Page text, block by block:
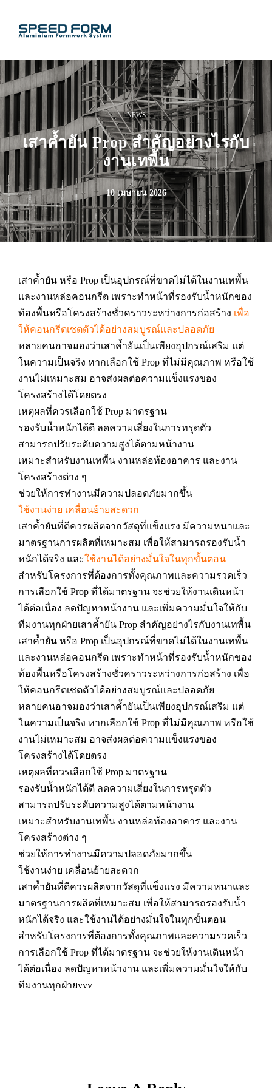
NEWS
เสาค้ำยัน Prop สำคัญอย่างไรกับ
งานเทพื้น
10 เมษายน 2026
เสาค้ำยัน หรือ Prop เป็นอุปกรณ์ที่ขาดไม่ได้ในงานเทพื้น
และงานหล่อคอนกรีต เพราะทำหน้าที่รองรับน้ำหนักของ
ท้องพื้นหรือโครงสร้างชั่วคราวระหว่างการก่อสร้าง เพื่อ
ให้คอนกรีตเซตตัวได้อย่างสมบูรณ์และปลอดภัย
หลายคนอาจมองว่าเสาค้ำยันเป็นเพียงอุปกรณ์เสริม แต่
ในความเป็นจริง หากเลือกใช้ Prop ที่ไม่มีคุณภาพ หรือใช้
งานไม่เหมาะสม อาจส่งผลต่อความแข็งแรงของ
โครงสร้างได้โดยตรง
เหตุผลที่ควรเลือกใช้ Prop มาตรฐาน
รองรับน้ำหนักได้ดี ลดความเสี่ยงในการทรุดตัว
สามารถปรับระดับความสูงได้ตามหน้างาน
เหมาะสำหรับงานเทพื้น งานหล่อท้องอาคาร และงาน
โครงสร้างต่าง ๆ
ช่วยให้การทำงานมีความปลอดภัยมากขึ้น
ใช้งานง่าย เคลื่อนย้ายสะดวก
เสาค้ำยันที่ดีควรผลิตจากวัสดุที่แข็งแรง มีความหนาและ
มาตรฐานการผลิตที่เหมาะสม เพื่อให้สามารถรองรับน้ำ
หนักได้จริง และใช้งานได้อย่างมั่นใจในทุกขั้นตอน
สำหรับโครงการที่ต้องการทั้งคุณภาพและความรวดเร็ว
การเลือกใช้ Prop ที่ได้มาตรฐาน จะช่วยให้งานเดินหน้า
ได้ต่อเนื่อง ลดปัญหาหน้างาน และเพิ่มความมั่นใจให้กับ
ทีมงานทุกฝ่ายเสาค้ำยัน Prop สำคัญอย่างไรกับงานเทพื้น
เสาค้ำยัน หรือ Prop เป็นอุปกรณ์ที่ขาดไม่ได้ในงานเทพื้น
และงานหล่อคอนกรีต เพราะทำหน้าที่รองรับน้ำหนักของ
ท้องพื้นหรือโครงสร้างชั่วคราวระหว่างการก่อสร้าง เพื่อ
ให้คอนกรีตเซตตัวได้อย่างสมบูรณ์และปลอดภัย
หลายคนอาจมองว่าเสาค้ำยันเป็นเพียงอุปกรณ์เสริม แต่
ในความเป็นจริง หากเลือกใช้ Prop ที่ไม่มีคุณภาพ หรือใช้
งานไม่เหมาะสม อาจส่งผลต่อความแข็งแรงของ
โครงสร้างได้โดยตรง
เหตุผลที่ควรเลือกใช้ Prop มาตรฐาน
รองรับน้ำหนักได้ดี ลดความเสี่ยงในการทรุดตัว
สามารถปรับระดับความสูงได้ตามหน้างาน
เหมาะสำหรับงานเทพื้น งานหล่อท้องอาคาร และงาน
โครงสร้างต่าง ๆ
ช่วยให้การทำงานมีความปลอดภัยมากขึ้น
ใช้งานง่าย เคลื่อนย้ายสะดวก
เสาค้ำยันที่ดีควรผลิตจากวัสดุที่แข็งแรง มีความหนาและ
มาตรฐานการผลิตที่เหมาะสม เพื่อให้สามารถรองรับน้ำ
หนักได้จริง และใช้งานได้อย่างมั่นใจในทุกขั้นตอน
สำหรับโครงการที่ต้องการทั้งคุณภาพและความรวดเร็ว
การเลือกใช้ Prop ที่ได้มาตรฐาน จะช่วยให้งานเดินหน้า
ได้ต่อเนื่อง ลดปัญหาหน้างาน และเพิ่มความมั่นใจให้กับ
ทีมงานทุกฝ่ายvvv